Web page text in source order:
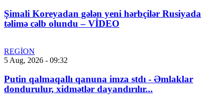
Şimali Koreyadan gələn yeni hərbçilər Rusiyada
təlimə cəlb olundu – VİDEO
REGİON
5 Aug, 2026 - 09:32
Putin qalmaqallı qanuna imza stdı - Əmlaklar
dondurulur, xidmətlər dayandırılır...